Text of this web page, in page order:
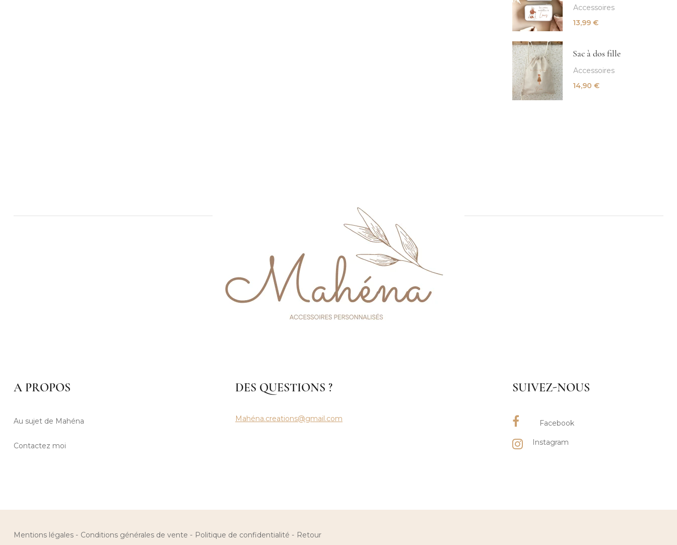
Accessoires
13,99 €
Sac à dos fille
Accessoires
14,90 €
A PROPOS
Au sujet de Mahéna
Contactez moi
DES QUESTIONS ?
Mahéna.creations@gmail.com
SUIVEZ-NOUS
Facebook
Instagram
Mentions légales Conditions générales de vente Politique de confidentialité Retour